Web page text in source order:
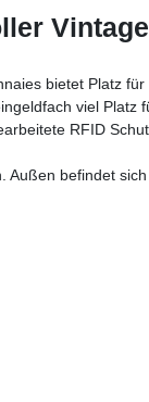
bietet Platz
viel
RFID
befindet